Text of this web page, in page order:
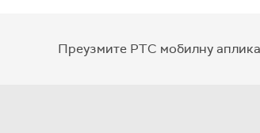
Преузмите РТС мобилну